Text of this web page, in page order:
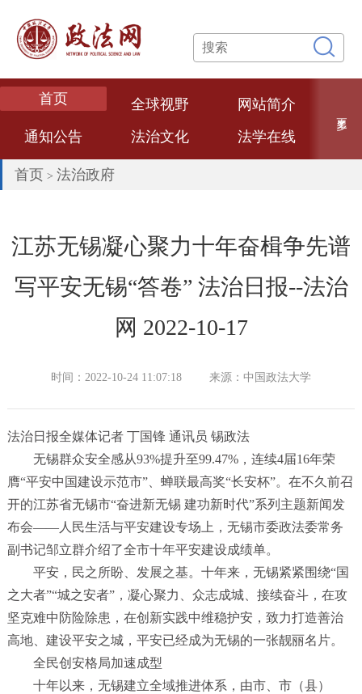
首页 全球视野
网站简介
通知公告
法治文化
法学在线
专题专栏
热点评述
经典案例
法大文创
首页 > 法治政府
江苏无锡凝心聚力十年奋楫争先谱
写平安无锡“答卷” 法治日报--法治
网 2022-10-17
时间：2022-10-24 11:07:18 来源：中国政法大学
法治日报全媒体记者 丁国锋 通讯员 锡政法
无锡群众安全感从93%提升至99.47%，连续4届16年荣
膺“平安中国建设示范市”、蝉联最高奖“长安杯”。在不久前召
开的江苏省无锡市“奋进新无锡 建功新时代”系列主题新闻发
布会——人民生活与平安建设专场上，无锡市委政法委常务
副书记邹立群介绍了全市十年平安建设成绩单。
平安，民之所盼、发展之基。十年来，无锡紧紧围绕“国
之大者”“城之安者”，凝心聚力、众志成城、接续奋斗，在攻
坚克难中防险除患，在创新实践中维稳护安，致力打造善治
高地、建设平安之城，平安已经成为无锡的一张靓丽名片。
全民创安格局加速成型
十年以来，无锡建立全域推进体系，由市、市（县）